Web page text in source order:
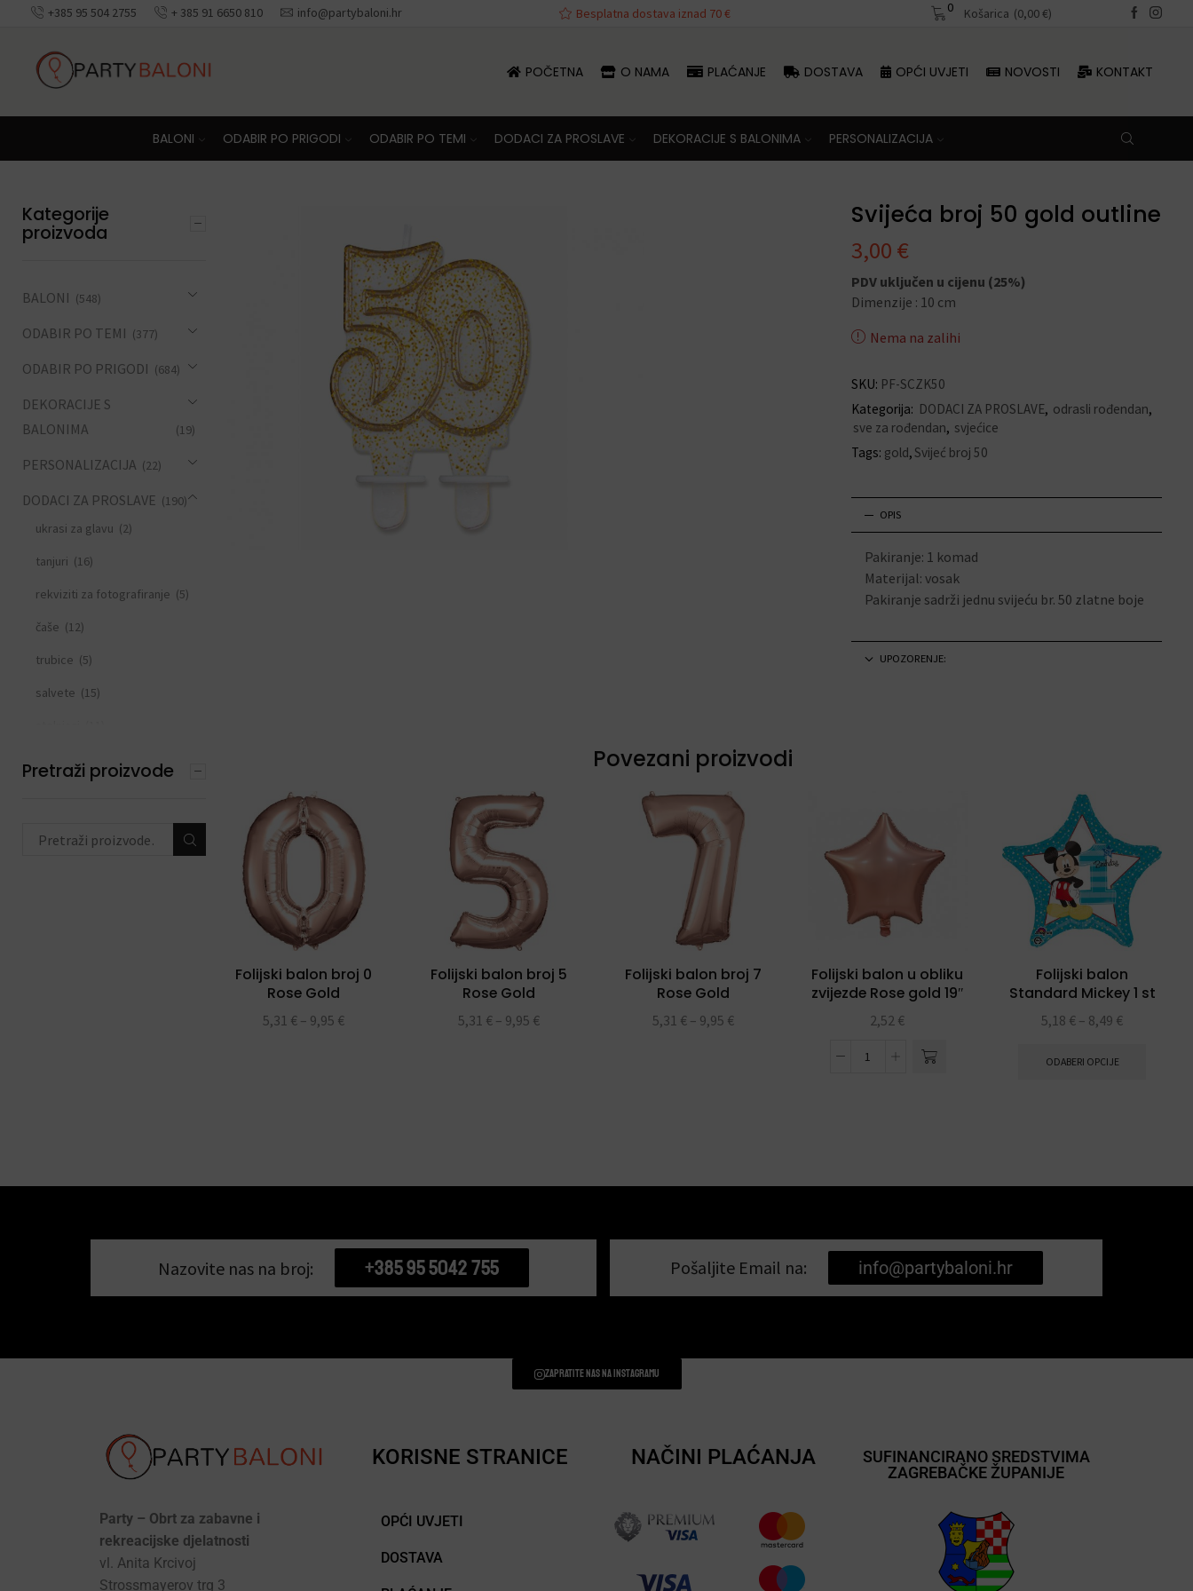
+385 95 504 2755 + 385 91 6650 810 info@partybaloni.hr
Besplatna dostava iznad 70 € Besplatna dostava iznad 70 € Besplatna dostava iznad 70 €
0 Košarica (0,00€)
POČETNA O NAMA PLAĆANJE DOSTAVA OPĆI UVJETI NOVOSTI KONTAKT
BALONI ODABIR PO PRIGODI ODABIR PO TEMI DODACI ZA PROSLAVE DEKORACIJE S BALONIMA PERSONALIZACIJA
Svijeća broj 50 gold outline
3,00 €
PDV uključen u cijenu (25%)
Dimenzije : 10 cm
Nema na zalihi
SKU: PF-SCZK50
Kategorija: DODACI ZA PROSLAVE, odrasli rođendan,
sve za rođendan, svjećice
Tags: gold,Svijeć broj 50
OPIS
Pakiranje: 1 komad
Materijal: vosak
Pakiranje sadrži jednu svijeću br. 50 zlatne boje
UPOZORENJE:
Povezani proizvodi
Folijski balon broj 0
Rose Gold
5,31 € – 9,95 €
Folijski balon broj 5
Rose Gold
5,31 € – 9,95 €
Folijski balon broj 7
Rose Gold
5,31 € – 9,95 €
Folijski balon u obliku
zvijezde Rose gold 19″
2,52 €
Folijski balon
Standard Mickey 1 st
Birthday
5,18 € – 8,49 €
ODABERI OPCIJE
Kategorije
proizvoda
BALONI (548)
ODABIR PO TEMI (377)
ODABIR PO PRIGODI (684)
DEKORACIJE S
BALONIMA
(19)
PERSONALIZACIJA (22)
DODACI ZA PROSLAVE (190)
ukrasi za glavu (2)
tanjuri (16)
rekviziti za fotografiranje (5)
čaše (12)
trubice (5)
salvete (15)
Pretraži proizvode
Nazovite nas na broj: +385 95 5042 755 Pošaljite Email na: info@partybaloni.hr
Zapratite nas na instagramu
Party – Obrt za zabavne i
rekreacijske djelatnosti
vl. Anita Krcivoj
Strossmayerov trg 3
KORISNE STRANICE
OPĆI UVJETI
DOSTAVA
NAČINI PLAĆANJA
SUFINANCIRANO SREDSTVIMA
ZAGREBAČKE ŽUPANIJE